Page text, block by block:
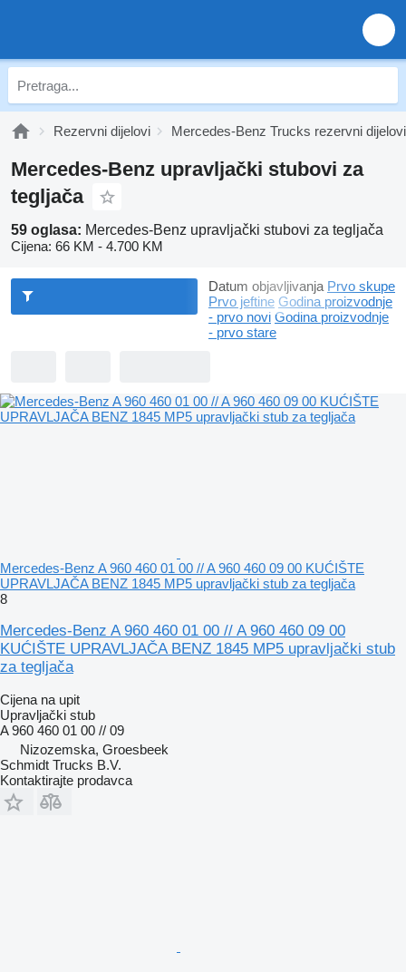
Rezervni dijelovi Mercedes-Benz Trucks rezervni dijelovi
Mercedes-Benz upravljački stubovi za
tegljača
59 oglasa: Mercedes-Benz upravljački stubovi za tegljača
Cijena: 66 KM - 4.700 KM
Datum objavljivanja Prvo skupe
Prvo jeftine Godina proizvodnje
- prvo novi Godina proizvodnje
- prvo stare
Mercedes-Benz A 960 460 01 00 // A 960 460 09 00 KUĆIŠTE
UPRAVLJAČA BENZ 1845 MP5 upravljački stub za tegljača
8
Mercedes-Benz A 960 460 01 00 // A 960 460 09 00
KUĆIŠTE UPRAVLJAČA BENZ 1845 MP5 upravljački stub
za tegljača
Cijena na upit
Upravljački stub
A 960 460 01 00 // 09
Nizozemska, Groesbeek
Schmidt Trucks B.V.
Kontaktirajte prodavca